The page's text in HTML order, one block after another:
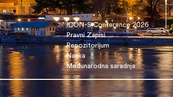
ICON-S Conference 2026
Pravni Zapisi
Repozitorijum
Nauka
Međunarodna saradnja